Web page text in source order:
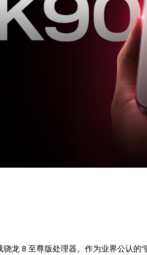
龙 8 至尊版处理器。作为业界公认